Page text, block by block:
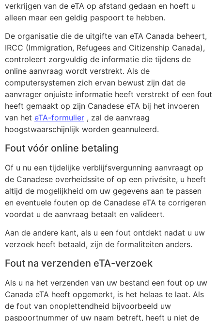
verkrijgen van de eTA op afstand gedaan en hoeft u
alleen maar een geldig paspoort te hebben.
De organisatie die de uitgifte van eTA Canada beheert,
IRCC (Immigration, Refugees and Citizenship Canada),
controleert zorgvuldig de informatie die tijdens de
online aanvraag wordt verstrekt. Als de
computersystemen zich ervan bewust zijn dat de
aanvrager onjuiste informatie heeft verstrekt of een fout
heeft gemaakt op zijn Canadese eTA bij het invoeren
van het eTA-formulier , zal de aanvraag
hoogstwaarschijnlijk worden geannuleerd.
Fout vóór online betaling
Of u nu een tijdelijke verblijfsvergunning aanvraagt op
de Canadese overheidssite of op een privésite, u heeft
altijd de mogelijkheid om uw gegevens aan te passen
en eventuele fouten op de Canadese eTA te corrigeren
voordat u de aanvraag betaalt en valideert.
Aan de andere kant, als u een fout ontdekt nadat u uw
verzoek heeft betaald, zijn de formaliteiten anders.
Fout na verzenden eTA-verzoek
Als u na het verzenden van uw bestand een fout op uw
Canada eTA heeft opgemerkt, is het helaas te laat. Als
de fout van onoplettendheid bijvoorbeeld uw
paspoortnummer of uw naam betreft, heeft u niet de